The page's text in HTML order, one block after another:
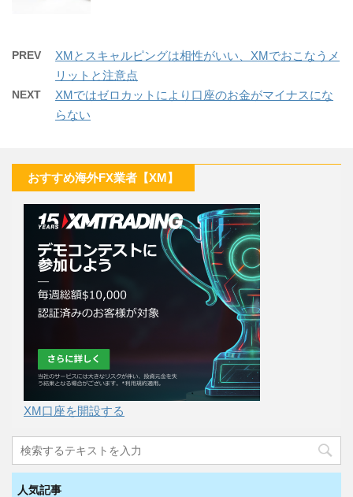
PREV
XMとスキャルピングは相性がいい、XMでおこなうメ
リットと注意点
NEXT
XMではゼロカットにより口座のお金がマイナスにな
らない
おすすめ海外FX業者【XM】
XM口座を開設する
人気記事